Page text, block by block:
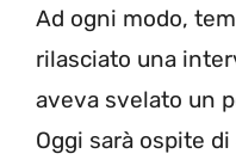
Ad ogni modo,
rilasciato una
aveva svelato un
Oggi sarà ospite